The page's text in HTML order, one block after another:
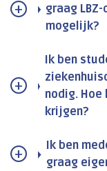
graag
mogelijk?
Ik ben
nodig.
krijgen?
Ik ben
graag